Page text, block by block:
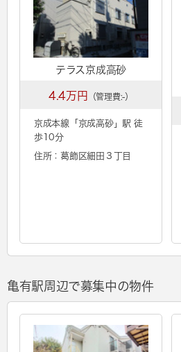
テラス京成高砂
4.4万円 （管理費:-）
京成本線「 京成高砂」駅 徒
歩10分
住所：葛飾区細田３丁目
亀有駅周辺で募集中の物件